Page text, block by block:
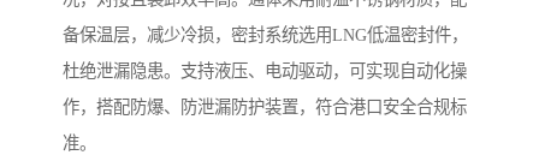
备保温层，减少冷损，密封系统选用LNG低温密封件，
杜绝泄漏隐患。支持液压、电动驱动，可实现自动化操
作，搭配防爆、防泄漏防护装置，符合港口安全合规标
准。